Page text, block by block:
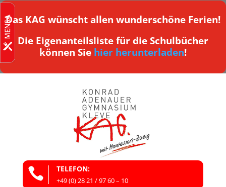
Das KAG wünscht allen wunderschöne Ferien!
Die Eigenanteilsliste für die Schulbücher
können Sie hier herunterladen!
 TELEFON:
+49 (0) 28 21 / 97 60 – 10